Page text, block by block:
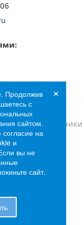
и электроники
Продолжив
с
сайтом.
на
и
вы не
сайт.
×